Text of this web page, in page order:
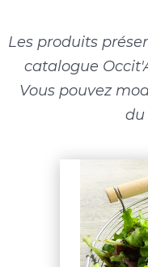
Les produits
catalogue
Vous pouvez
du